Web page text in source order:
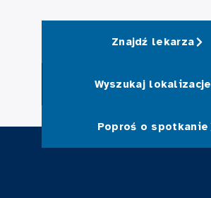
Znajdź lekarza
Wyszukaj lokalizacje
Poproś o spotkanie